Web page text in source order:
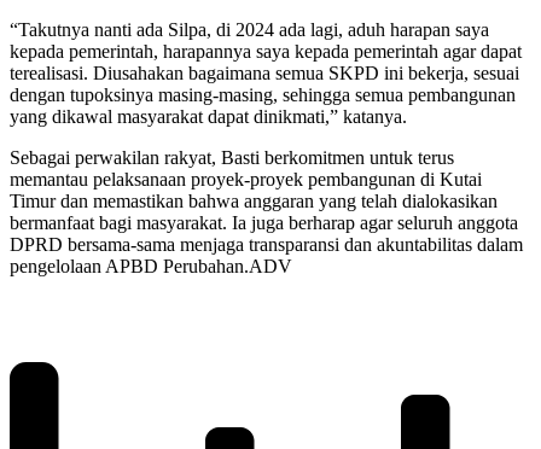
“Takutnya nanti ada Silpa, di 2024 ada lagi, aduh harapan saya
kepada pemerintah, harapannya saya kepada pemerintah agar dapat
terealisasi. Diusahakan bagaimana semua SKPD ini bekerja, sesuai
dengan tupoksinya masing-masing, sehingga semua pembangunan
yang dikawal masyarakat dapat dinikmati,” katanya.
Sebagai perwakilan rakyat, Basti berkomitmen untuk terus
memantau pelaksanaan proyek-proyek pembangunan di Kutai
Timur dan memastikan bahwa anggaran yang telah dialokasikan
bermanfaat bagi masyarakat. Ia juga berharap agar seluruh anggota
DPRD bersama-sama menjaga transparansi dan akuntabilitas dalam
pengelolaan APBD Perubahan.ADV